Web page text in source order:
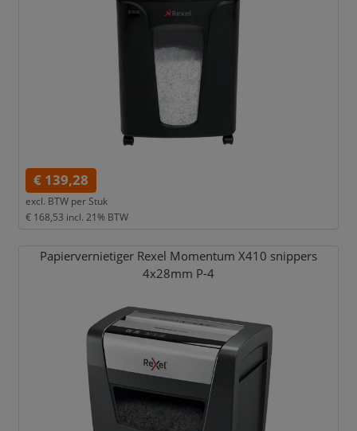
€ 139,28
excl. BTW per Stuk
€ 168,53 incl. 21% BTW
Papiervernietiger Rexel Momentum X410 snippers
4x28mm P-4